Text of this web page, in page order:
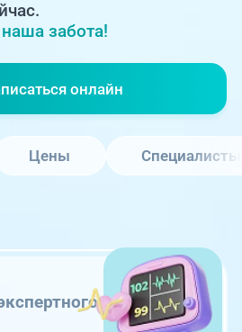
забота!
онлайн
Цены Специалисты